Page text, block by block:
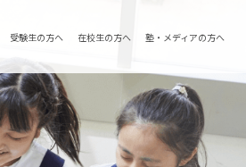
受験生の方へ 在校生の方へ 塾・メディアの方へ